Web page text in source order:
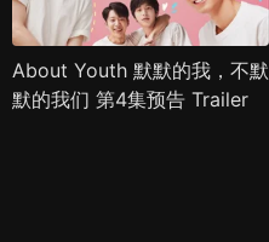
About Youth 默默的我，不默
默的我们 第4集预告 Trailer